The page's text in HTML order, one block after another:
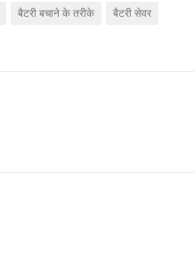
बैटरी बचाने के तरीके
बैटरी सेवर